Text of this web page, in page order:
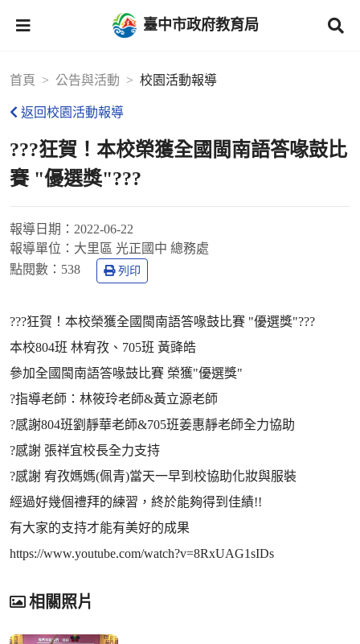
臺中市政府教育局
首頁 公告與活動 校園活動報導
返回校園活動報導
???狂賀！本校榮獲全國閩南語答喙鼓比
賽 "優選獎"???
報導日期： 2022-06-22
報導單位： 大里區 光正國中 總務處
點閱數： 538 列印
???狂賀！本校榮獲全國閩南語答喙鼓比賽 "優選獎"???
本校804班 林宥孜、705班 黃䜶皓
參加全國閩南語答喙鼓比賽 榮獲"優選獎"
?指導老師：林筱玲老師&黃立源老師
?感謝804班劉靜華老師&705班姜惠靜老師全力協助
?感謝 張祥宜校長全力支持
?感謝 宥孜媽媽(佩青)當天一早到校協助化妝與服裝
經過好幾個禮拜的練習，終於能夠得到佳績!!
有大家的支持才能有美好的成果
https://www.youtube.com/watch?v=8RxUAG1sIDs
相關照片